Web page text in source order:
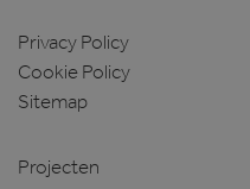
Privacy Policy
Cookie Policy
Sitemap
Projecten